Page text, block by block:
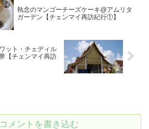
執念のマンゴーチーズケーキ@アムリタ
ガーデン【チェンマイ再訪紀行①】
ット・チェディル
【チェンマイ再訪
コメントを書き込む